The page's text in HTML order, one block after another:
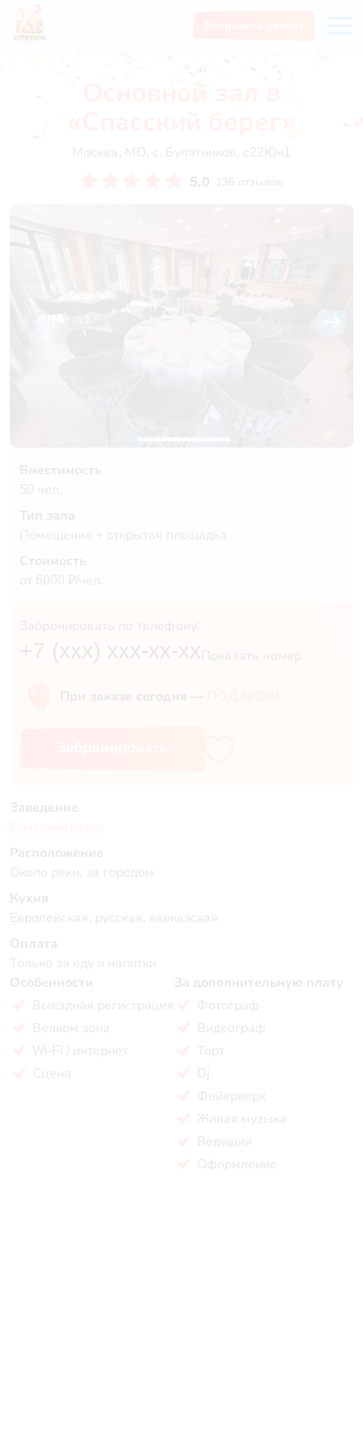
Основной зал в
Москва, МО, с. Булатников, с22Юк1
5.0 136 отзывов
Вместимость
50 чел.
Тип зала
Помещение + открытая площадка
Стоимость
от 6000 ₽/чел.
Забронировать по телефону:
+7 (xxx) xxx-xx-xx Показать номер
При заказе сегодня —
Заведение
Расположение
Около реки, за городом
Кухня
Европейская, русская, кавказская
Оплата
Только за еду и напитки
Особенности
Выездная регистрация
Велком зона
Wi-Fi / интернет
Сцена
За дополнительную плату
Фотограф
Видеограф
Торт
Dj
Фейерверк
Живая музыка
Ведущий
Оформление